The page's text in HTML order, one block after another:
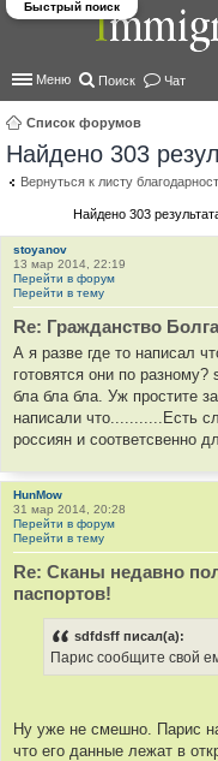
Меню Поиск Чат
Список форумов
Быстрый поиск
Найдено 303
Вернуться к листу
Найдено 303
stoyanov
13 мар 2014, 22:19
Перейти в форум
Перейти в тему
Re: Гражданство
А я разве где то написал
готовятся они по
бла бла бла. Уж простите
написали что...........Есть
россиян и соответсвенно
HunMow
31 мар 2014, 20:28
Перейти в форум
Перейти в тему
Re: Сканы недавно
паспортов!
sdfdsff писал(а):
Парис сообщите свой
Ну уже не смешно. Парис
что его данные лежат в